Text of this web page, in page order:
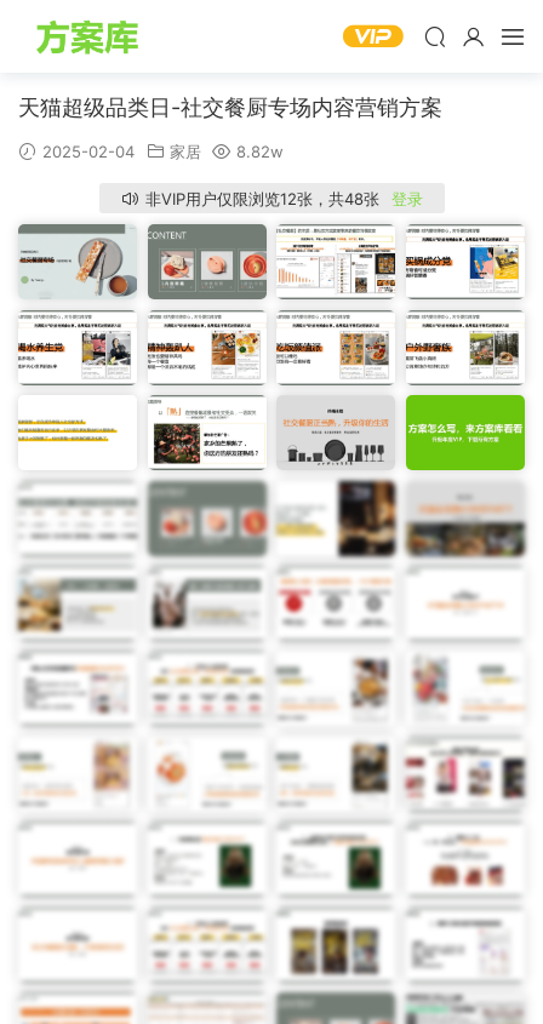
天猫超级品类日-社交餐厨专场内容营销方案
2025-02-04 家居 8.82w
非VIP用户仅限浏览12张，共48张 登录